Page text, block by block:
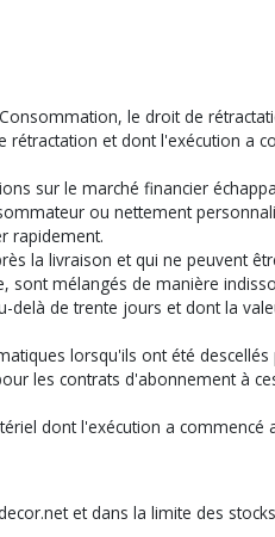
le droit de
et dont l'exécution
sur le marché financier
ou nettement
rapidement.
la livraison et qui ne peuvent
mélangés de manière
de trente jours et dont la
lorsqu'ils ont été
les contrats d'abonnement à
dont l'exécution a
et dans la limite des